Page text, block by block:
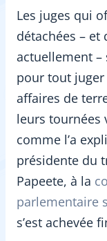
Les juges qui
détachées –
actuellement –
pour tout
affaires de
leurs tournées
comme l’a
présidente du
Papeete, à la c
parlementaire
s’est achevée